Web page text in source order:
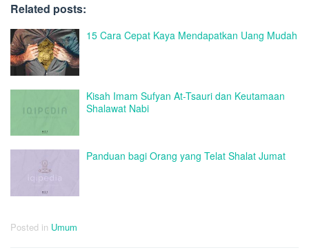
Related posts:
15 Cara Cepat Kaya Mendapatkan Uang Mudah
Kisah Imam Sufyan At-Tsauri dan Keutamaan
Shalawat Nabi
Panduan bagi Orang yang Telat Shalat Jumat
Posted in Umum